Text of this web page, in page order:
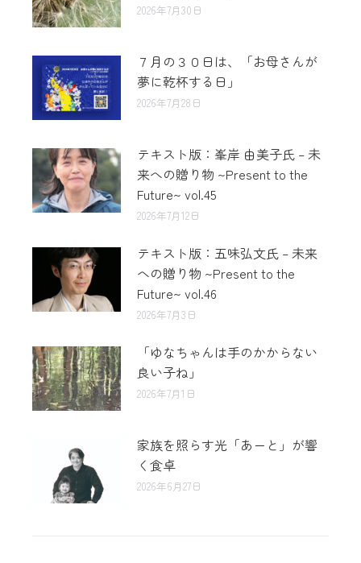
2026年7月30日
７月の３０日は、「お母さんが
夢に乾杯する日」
2026年7月28日
テキスト版：峯岸 由美子氏 – 未
来への贈り物 ~Present to the
Future~ vol.45
2026年7月12日
テキスト版：五味弘文氏 – 未来
への贈り物 ~Present to the
Future~ vol.46
2026年7月3日
「ゆなちゃんは手のかからない
良い子ね」
2026年7月1日
家族を照らす光「あーと」が響
く食卓
2026年6月27日